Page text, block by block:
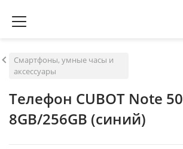
Смартфоны, умные часы и
аксессуары
Телефон CUBOT Note 50
8GB/256GB (синий)